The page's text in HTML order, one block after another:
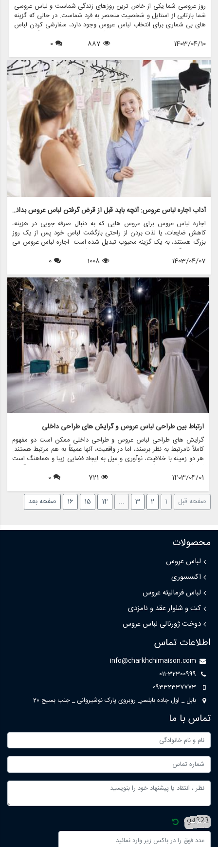
روز عروسی شما یکی از خاص ترین روزهای زندگی شماست و لباس عروسی
شما بازتابی از استایل و شخصیت منحصر به فرد شماست. در حالی که گزینه
های بی شماری برای انتخاب لباس عروس وجود دارد، سفارشی کردن لباس
عروسی با لباس های شخصی می تواند آن را خاص تر و خاطره انگیزتر کند.
فرقی نمی کند درخشش اضافه کنید، جزئیات معنادار را در آن بگنجانید یا
عروسی و تبدیل آن به خودتان وجود دارد.
1403/04/10
887
0
آداب اجاره لباس عروس: آنچه باید قبل از قرض گرفتن لباس عروس بدانید
اجاره لباس عروس برای عروس هایی که به دنبال صرفه جویی در هزینه،
کاهش ضایعات، یا لذت بردن از راحتی بازگشت لباس خود پس از یک روز
بزرگ هستند، به یک گزینه محبوب تبدیل شده است. اجاره لباس عروس می
تواند جایگزینی مقرون به صرفه برای خرید یک لباس مجلسی باشد و به
عروس ها اجازه می دهد تا لباس های طراحی شده را بدون قیمت گزاف
برای روز خاص خود، ضروری است که آداب و دستورالعمل های مربوط به
اجاره لباس عروس را درک کنید. در این راهنمای جامع، همه چیزهایی را که
باید در مورد آداب کرایه لباس عروس بدانید و نحوه انجام این فرآیند با ظرافت
و اطمینان، بررسی خواهیم کرد.
1403/04/07
1008
0
ارتباط بین طراحی لباس عروس و گرایش های طراحی داخلی
گرایش های طراحی لباس عروس و طراحی داخلی ممکن است دو مفهوم
کاملاً نامرتبط به نظر برسند، اما در واقعیت، آنها عمیقاً به هم مرتبط هستند.
هر دو زمینه با خلاقیت، نوآوری و میل به ایجاد فضایی زیبا و هماهنگ است
که شخصیت و سبک فرد را منعکس می کند. مزون چرخچی فروشگاهی
است که این ارتباط را کاملاً تجسم می بخشد و اجاره لباس عروس، فروش،
بیایید بررسی کنیم که چگونه طراحی لباس عروس و روند طراحی داخلی
یکدیگر را تلاقی می کنند و بر یکدیگر تأثیر می گذارند.
1403/04/01
721
0
صفحه قبل 1
2
3
...
14
15
16 صفحه بعد
محصولات
لباس عروس
اکسسوری
لباس فرمالیته عروس
کت و شلوار عقد و نامزدی
دوخت ژورنالی لباس عروس
اطلاعات تماس
info@charkhchimaison.com
011-32300999
09332337773
بابل _ اول جاده بابلسر_ روبروی پارک نوشیروانی _ جنب بسیج 20
تماس با ما